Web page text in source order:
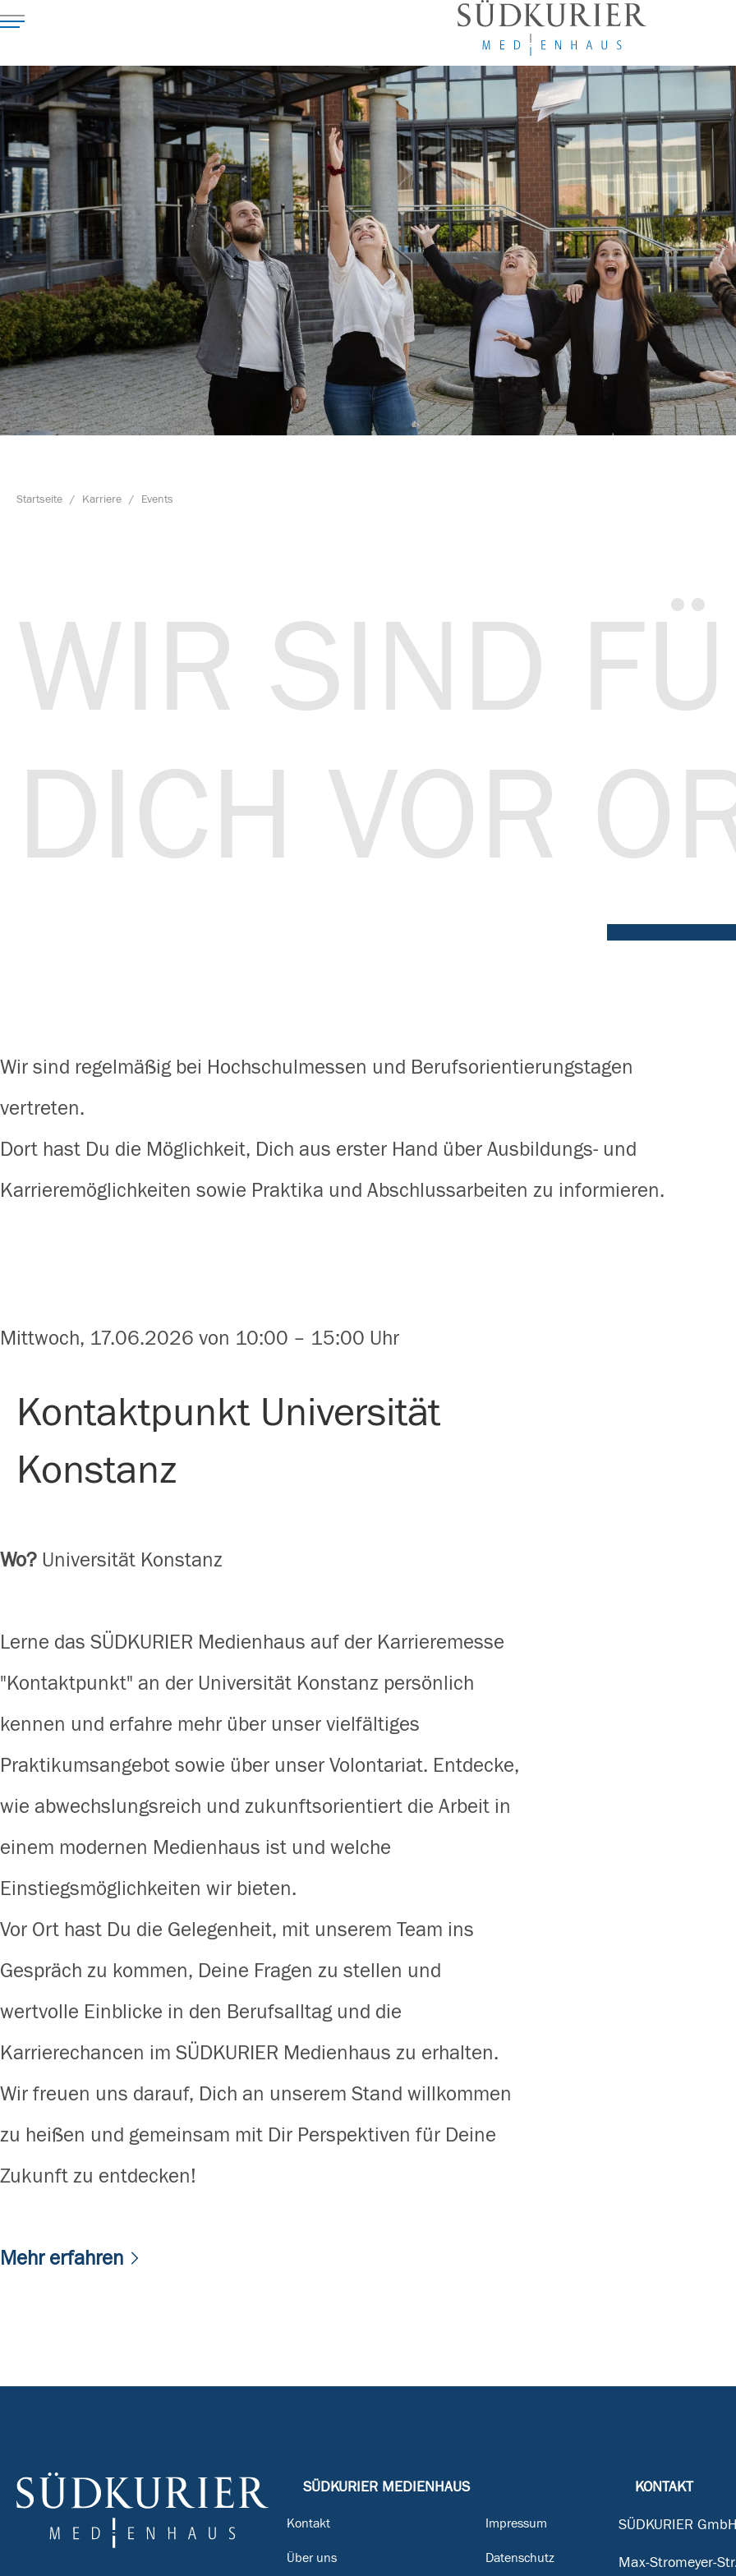
Startseite / Karriere / Events
WIR SIND
DICH VOR
Wir sind regelmäßig bei Hochschulmessen und Berufsorientierungstagen
vertreten.
Dort hast Du die Möglichkeit, Dich aus erster Hand über Ausbildungs- und
Karrieremöglichkeiten sowie Praktika und Abschlussarbeiten zu informieren.
Mittwoch, 17.06.2026 von 10:00 – 15:00 Uhr
Kontaktpunkt Universität
Konstanz
Wo? Universität Konstanz
Lerne das SÜDKURIER Medienhaus auf der Karrieremesse
"Kontaktpunkt" an der Universität Konstanz persönlich
kennen und erfahre mehr über unser vielfältiges
Praktikumsangebot sowie über unser Volontariat. Entdecke,
wie abwechslungsreich und zukunftsorientiert die Arbeit in
einem modernen Medienhaus ist und welche
Einstiegsmöglichkeiten wir bieten.
Vor Ort hast Du die Gelegenheit, mit unserem Team ins
Gespräch zu kommen, Deine Fragen zu stellen und
wertvolle Einblicke in den Berufsalltag und die
Karrierechancen im SÜDKURIER Medienhaus zu erhalten.
Wir freuen uns darauf, Dich an unserem Stand willkommen
zu heißen und gemeinsam mit Dir Perspektiven für Deine
Zukunft zu entdecken!
Mehr erfahren
SÜDKURIER MEDIENHAUS
Kontakt
Über uns
Impressum
Datenschutz
KONTAKT
SÜDKURIER
Max-Stromeyer-